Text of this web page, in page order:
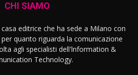
CHI SIAMO
editrice che ha sede a Milano con
quanto riguarda la comunicazione
agli specialisti dell'lnformation &
Technology.